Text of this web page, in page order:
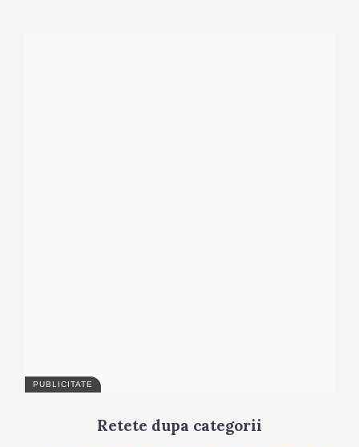
Retete dupa categorii